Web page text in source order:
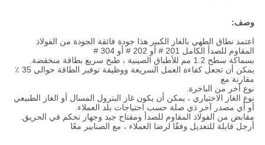
وصف:
اعتمد نطاق الطهي بالغاز الكبير هذا جودة فائقة الجودة من الفولاذ
المقاوم للصدأ الكامل 201 # أو 202 # أو 304 #
بسماكة سطح 1.2 مم للأطباق الصينية ، طبخ سريع بطاقة منخفضة.
يمكن أن تجعل كفاءة العمل السريعة ووظيفة توفير الطاقة حوالي 35 ٪
مقارنة مع
نوع آخر من الباخرة.
نوع الغاز الاختياري ، يمكن أن يكون غاز البترول المسال أو الغاز الطبيعي
أو أي مصدر آخر ذي صلة حسب احتياجات بلد العملاء.
مقابض من الفولاذ المقاوم للصدأ ومفتاح جيد وجهاز تحكم في الحريق.
أرجل قابلة للتعديل وفقًا لرضا العملاء ، مع الصنابير معًا